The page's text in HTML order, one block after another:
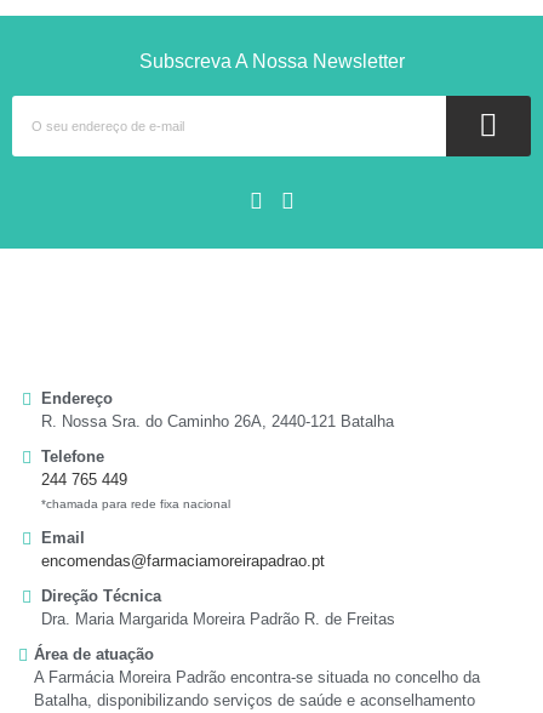
Subscreva A Nossa Newsletter
Endereço
R. Nossa Sra. do Caminho 26A, 2440-121 Batalha
Telefone
244 765 449
*chamada para rede fixa nacional
Email
encomendas@farmaciamoreirapadrao.pt
Direção Técnica
Dra. Maria Margarida Moreira Padrão R. de Freitas
Área de atuação
A Farmácia Moreira Padrão encontra-se situada no concelho da
Batalha, disponibilizando serviços de saúde e aconselhamento